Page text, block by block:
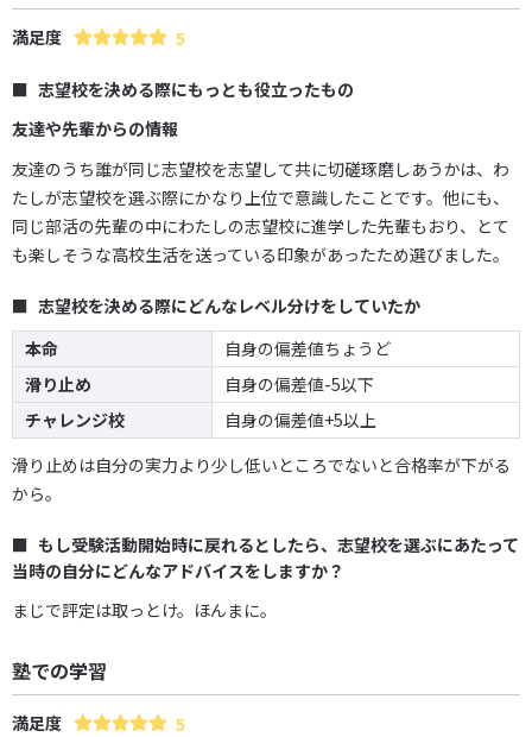
満足度 5
志望校を決める際にもっとも役立ったもの
友達や先輩からの情報
友達のうち誰が同じ志望校を志望して共に切磋琢磨しあうかは、わ
たしが志望校を選ぶ際にかなり上位で意識したことです。他にも、
同じ部活の先輩の中にわたしの志望校に進学した先輩もおり、とて
も楽しそうな高校生活を送っている印象があったため選びました。
志望校を決める際にどんなレベル分けをしていたか
本命
自身の偏差値ちょうど
滑り止め
自身の偏差値-5以下
チャレンジ校
自身の偏差値+5以上
滑り止めは自分の実力より少し低いところでないと合格率が下がる
から。
もし受験活動開始時に戻れるとしたら、志望校を選ぶにあたって
当時の自分にどんなアドバイスをしますか？
まじで評定は取っとけ。ほんまに。
塾での学習
満足度 5